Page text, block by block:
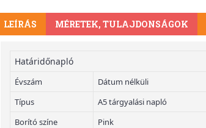
LEÍRÁS MÉRETEK, TULAJDONSÁGOK
Határidőnapló
Évszám
Dátum nélküli
Típus
A5 tárgyalási napló
Borító színe
Pink